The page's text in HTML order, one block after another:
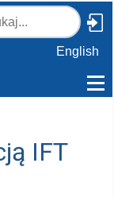
English
IFT